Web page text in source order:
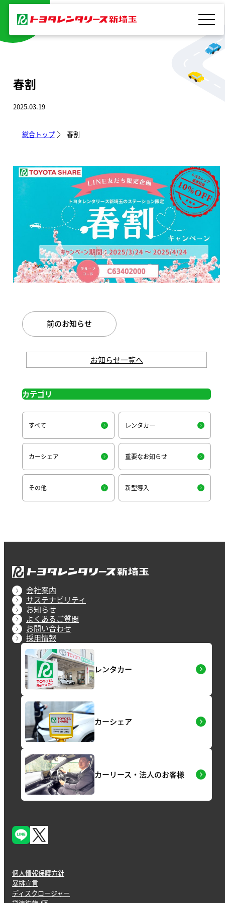
を
春割
2025.03.19
総合トップ 春割
前のお知らせ
お知らせ一覧へ
カテゴリ
すべて レンタカー
カーシェア 重要なお知らせ
その他 新型導入
会社案内
サステナビリティ
お知らせ
よくあるご質問
お問い合わせ
採用情報
レンタカー
カーシェア
カーリース・法人のお客様
個人情報保護方針
暴排宣言
ディスクロージャー